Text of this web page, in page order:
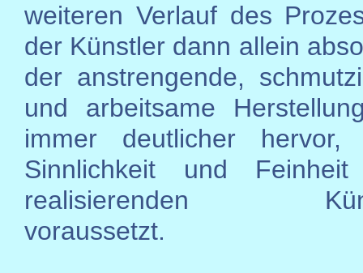
weiteren Verlauf des
der Künstler dann allein
der anstrengende,
und arbeitsame
immer deutlicher
Sinnlichkeit und
realisierenden
voraussetzt.